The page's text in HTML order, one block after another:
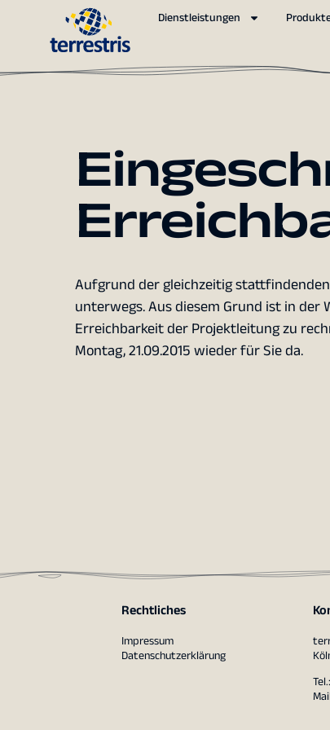
Dienstleistungen
Aufgrund der gleichzeitig
unterwegs. Aus diesem Grund ist in der
Erreichbarkeit der Projektleitung zu
Montag, 21.09.2015 wieder für Sie da.
Rechtliches
Impressum
Datenschutzerklärung